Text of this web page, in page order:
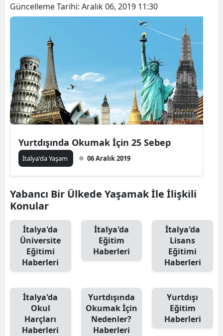
Güncelleme Tarihi: Aralık 06, 2019 11:30
Yurtdışında Okumak İçin 25 Sebep
İtalya'da Yaşam 06 Aralık 2019
Yabancı Bir Ülkede Yaşamak İle İlişkili
Konular
İtalya'da
Üniversite
Eğitimi
Haberleri
İtalya'da
Eğitim
Haberleri
İtalya'da
Lisans
Eğitimi
Haberleri
İtalya'da
Okul
Harçları
Haberleri
Yurtdışında
Okumak İçin
Nedenler?
Haberleri
Yurtdışı
Eğitim
Haberleri